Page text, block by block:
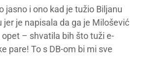
jasno i ono kad je tužio Biljanu
jer je napisala da ga je Milošević
– shvatila bih što tuži e-
pare! To s DB-om bi mi sve